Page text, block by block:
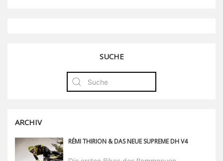
SUCHE
ARCHIV
RÉMI THIRION & DAS NEUE SUPREME DH V4